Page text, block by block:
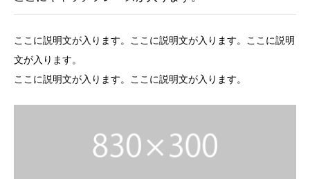
ここに説明文が入ります。ここに説明文が入ります。ここに説明
文が入ります。
ここに説明文が入ります。ここに説明文が入ります。